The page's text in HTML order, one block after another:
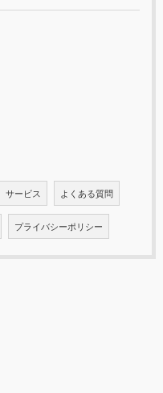
サービス よくある質問
プライバシーポリシー